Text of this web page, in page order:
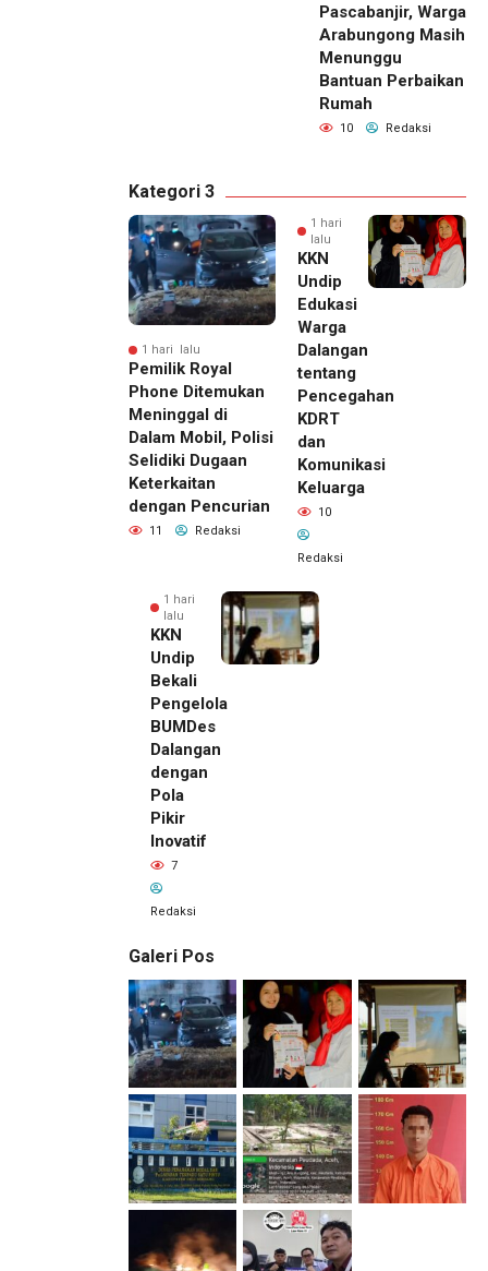
Pascabanjir, Warga
Arabungong Masih
Menunggu
Bantuan Perbaikan
Rumah
10 Redaksi
Kategori 3
1 hari lalu
Pemilik Royal
Phone Ditemukan
Meninggal di
Dalam Mobil, Polisi
Selidiki Dugaan
Keterkaitan
dengan Pencurian
11 Redaksi
1 hari
lalu
KKN
Undip
Edukasi
Warga
Dalangan
tentang
Pencegahan
KDRT
dan
Komunikasi
Keluarga
10
Redaksi
1 hari
lalu
KKN
Undip
Bekali
Pengelola
BUMDes
Dalangan
dengan
Pola
Pikir
Inovatif
7
Redaksi
Galeri Pos
1 hari lalu